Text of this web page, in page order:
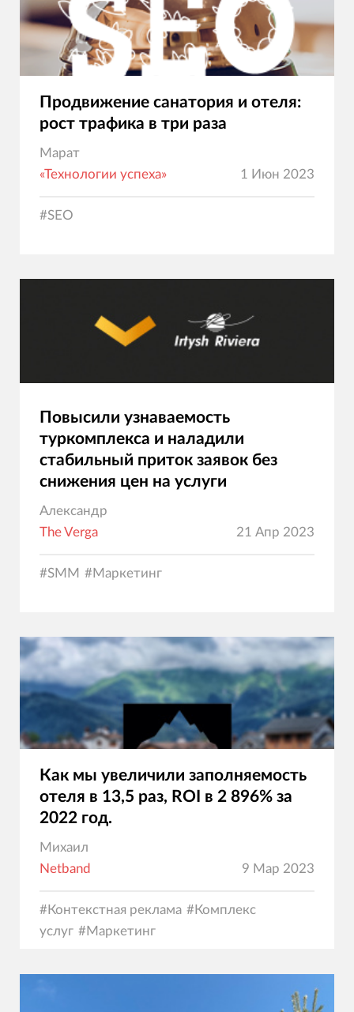
Продвижение санатория и отеля:
рост трафика в три раза
Марат
«Технологии успеха»
1 Июн 2023
#SEO
Повысили узнаваемость
туркомплекса и наладили
стабильный приток заявок без
снижения цен на услуги
Александр
The Verga
21 Апр 2023
#SMM #Маркетинг
Как мы увеличили заполняемость
отеля в 13,5 раз, ROI в 2 896% за
2022 год.
Михаил
Netband
9 Мар 2023
#Контекстная реклама #Комплекс
услуг #Маркетинг